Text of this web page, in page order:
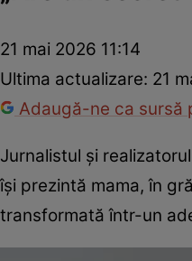
21 mai 2026 11:14
Ultima actualizare: 21
Adaugă-ne ca sursă
Jurnalistul și
își prezintă mama, în
transformată într-un